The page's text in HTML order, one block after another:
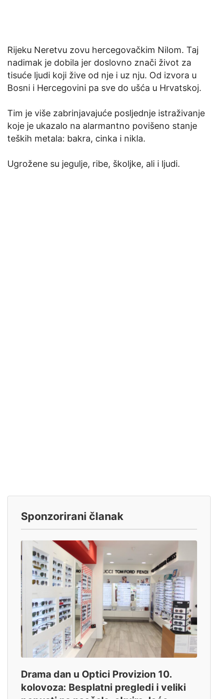
Rijeku Neretvu zovu hercegovačkim Nilom. Taj
nadimak je dobila jer doslovno znači život za
tisuće ljudi koji žive od nje i uz nju. Od izvora u
Bosni i Hercegovini pa sve do ušća u Hrvatskoj.
Tim je više zabrinjavajuće posljednje istraživanje
koje je ukazalo na alarmantno povišeno stanje
teških metala: bakra, cinka i nikla.
Ugrožene su jegulje, ribe, školjke, ali i ljudi.
Sponzorirani članak
Drama dan u Optici Provizion 10.
kolovoza: Besplatni pregledi i veliki